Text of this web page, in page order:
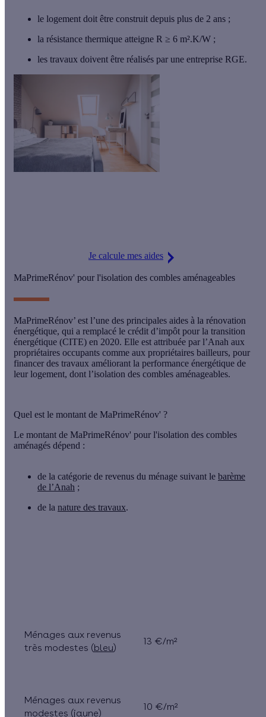
le logement doit être construit depuis plus de 2 ans ;
la résistance thermique atteigne R ≥ 6 m².K/W ;
les travaux doivent être réalisés par une entreprise RGE.
Je calcule mes aides
MaPrimeRénov' pour l'isolation des combles aménageables
MaPrimeRénov’ est l’une des principales aides à la rénovation
énergétique, qui a remplacé le crédit d’impôt pour la transition
énergétique (CITE) en 2020. Elle est attribuée par l’Anah aux
propriétaires occupants comme aux propriétaires bailleurs, pour
financer des travaux améliorant la performance énergétique de
leur logement, dont l’isolation des combles aménageables.
Quel est le montant de MaPrimeRénov' ?
Le montant de MaPrimeRénov' pour l'isolation des combles
aménagés dépend :
de la catégorie de revenus du ménage suivant le barème
de l’Anah ;
de la nature des travaux.
Ménages aux revenus
très modestes (bleu)
13 €/m²
Ménages aux revenus
modestes (jaune)
10 €/m²